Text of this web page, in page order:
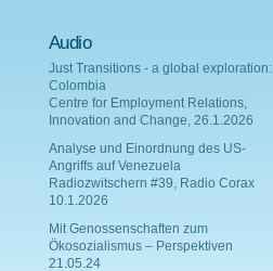
Audio
Just Transitions - a global exploration:
Colombia
Centre for Employment Relations,
Innovation and Change, 26.1.2026
Analyse und Einordnung des US-
Angriffs auf Venezuela
Radiozwitschern #39, Radio Corax
10.1.2026
Mit Genossenschaften zum
Ökosozialismus – Perspektiven
21.05.24